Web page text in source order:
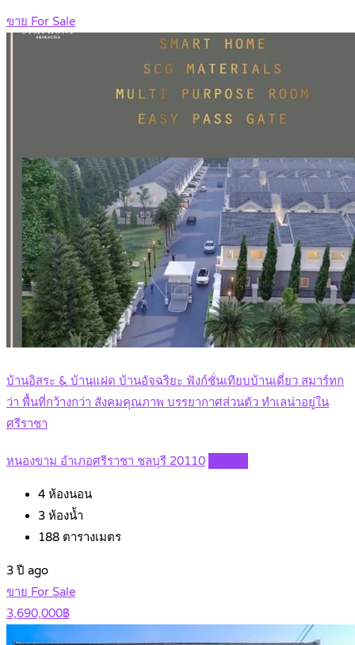
ขาย For Sale
บ้านอิสระ & บ้านแฝด บ้านอัจฉริยะ ฟังก์ชั่นเทียบบ้านเดี่ยว สมาร์ทก
ว่า พื้นที่กว้างกว่า สังคมคุณภาพ บรรยากาศส่วนตัว ทำเลน่าอยู่ใน
ศรีราชา
หนองขาม อำเภอศรีราชา ชลบุรี 20110
4 ห้องนอน
3 ห้องน้ำ
188 ตารางเมตร
3 ปี ago
ขาย For Sale
3,690,000฿